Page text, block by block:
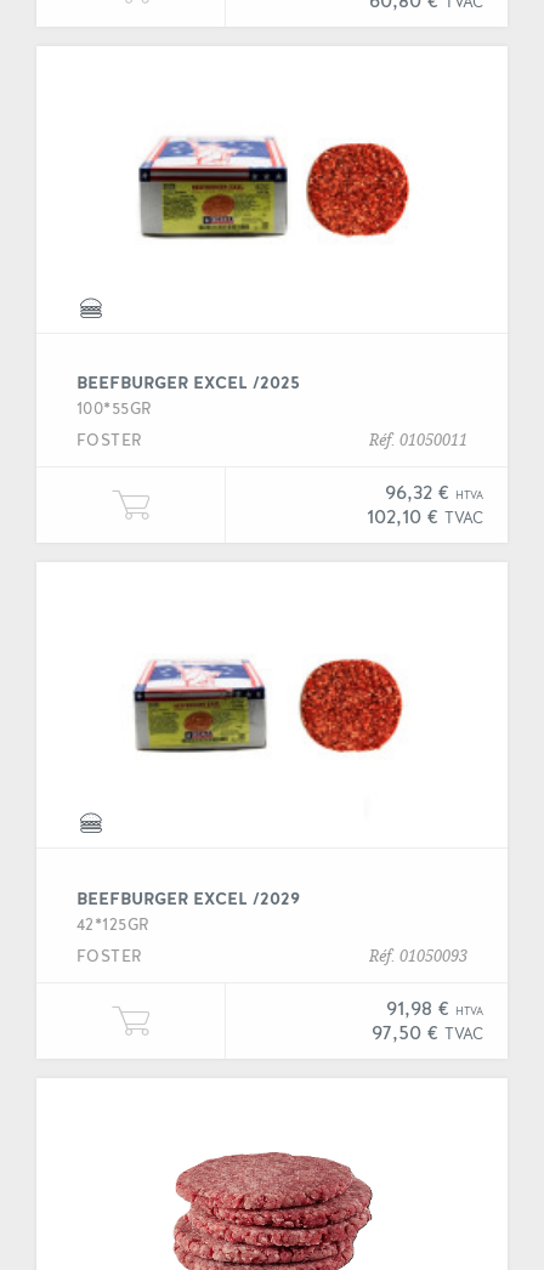
BEEFBURGER EXCEL /2025
100*55GR
FOSTER
Réf. 01050011
96,32 € HTVA
102,10 €TVAC
Ajouter une unité de
BEEFBURGER EXCEL /2029
42*125GR
FOSTER
Réf. 01050093
91,98 € HTVA
97,50 €TVAC
Ajouter une unité de